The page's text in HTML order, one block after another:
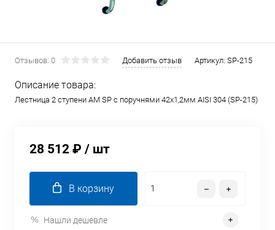
Отзывов: 0 Добавить отзыв Артикул: SP-215
Описание товара:
Лестница 2 ступени AM SP с поручнями 42х1,2мм AISI 304 (SP-215)
28 512 ₽ / шт
В корзину
Нашли дешевле